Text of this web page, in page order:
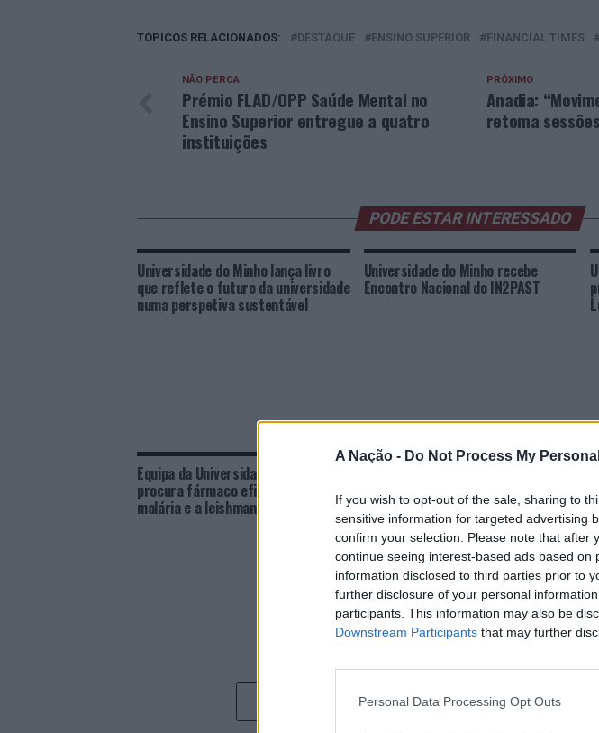
A Nação - Do Not Process My
If you wish to opt-out of the sale, sharing to
sensitive information for targeted advertising
confirm your selection. Please note that after
continue seeing interest-based ads based
information disclosed to third parties prior to
further disclosure of your personal
participants. This information may also be
Downstream Participants that may further
Personal Data Processing Opt Outs
TÓPICOS RELACIONADOS: DESTAQUE ENSINO SUPERIOR FINANCIAL TIMES
PRÓXIMO
Anadia:
retoma
NÃO PERCA
Prémio FLAD/OPP Saúde Mental no
Ensino Superior entregue a quatro
instituições
PODE ESTAR INTERESSADO
Universidade do Minho lança livro
que reflete o futuro da universidade
numa perspetiva sustentável
Universidade do Minho recebe
Encontro Nacional do IN2PAST
Equipa da Universidade do Minho
procura fármaco eficaz contra a
malária e a leishmaniose
Conferência Nacional de Observação
da Terra
CLIQUE PARA COMENTAR